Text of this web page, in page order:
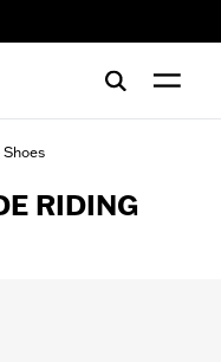
RIDING